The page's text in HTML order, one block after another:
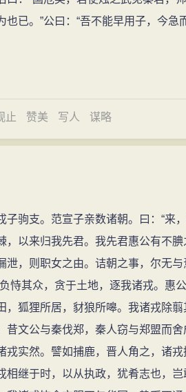
典籍献给了鲁国，以便保存下去。
父亲的职位，继任鲁国的太史官。
了毛病，不得不辞官回乡，不久
是中国最早的一部国别史，与《左
因病去世，并安葬于故乡肥城石横
和爱戴，孔子视其为君子，尊称
“乐正子春曰：‘子适齐过肥。肥有
子将修《春秋》，与左丘明乘，入周
风
映出左丘明当年的“君子”风范。左丘
的一个基本特征，便是崇尚历史文
奸，便制造机会，诱骗齐庄公到自
史时，便秉笔直书“崔杼弑其君”。崔
记录而被崔杼杀掉。他们的弟弟继
史官南史氏，听说齐太史兄弟被杀
完成记录，后来得知已经完成，才
历史的真实性看得很神圣，在记录
作出牺牲也要捍卫国史的求真精神
也已。”公曰：“吾不能早用子，今
止 赞美 写人 谋略
支。范宣子亲数诸朝。曰：“来
，以来归我先君。我先君惠公有不
泄，则职女之由。诘朝之事，尔无与
其众，贪于土地，逐我诸戎。惠
，狐狸所居，豺狼所嗥。我诸戎除
昔文公与秦伐郑，秦人窃与郑盟而
戎实然。譬如捕鹿，晋人角之，诸
相继于时，以从执政，犹肴志也，